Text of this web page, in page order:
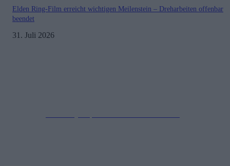
Elden Ring-Film erreicht wichtigen Meilenstein – Dreharbeiten offenbar
beendet
31. Juli 2026